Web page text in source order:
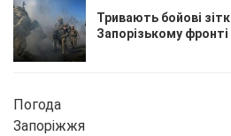
Тривають бойові
Запорізькому фронті
Погода
Запоріжжя